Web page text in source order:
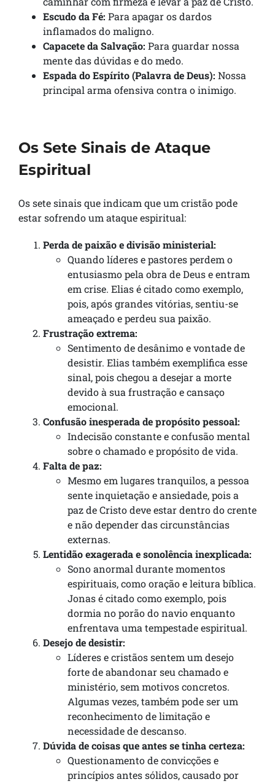
Escudo da Fé: Para apagar os dardos
inflamados do maligno.
Capacete da Salvação: Para guardar nossa
mente das dúvidas e do medo.
Espada do Espírito (Palavra de Deus): Nossa
principal arma ofensiva contra o inimigo.
Os Sete Sinais de Ataque
Espiritual
Os sete sinais que indicam que um cristão pode
estar sofrendo um ataque espiritual:
Perda de paixão e divisão ministerial:
Quando líderes e pastores perdem o
entusiasmo pela obra de Deus e entram
em crise. Elias é citado como exemplo,
pois, após grandes vitórias, sentiu-se
ameaçado e perdeu sua paixão.
Frustração extrema:
Sentimento de desânimo e vontade de
desistir. Elias também exemplifica esse
sinal, pois chegou a desejar a morte
devido à sua frustração e cansaço
emocional.
Confusão inesperada de propósito pessoal:
Indecisão constante e confusão mental
sobre o chamado e propósito de vida.
Falta de paz:
Mesmo em lugares tranquilos, a pessoa
sente inquietação e ansiedade, pois a
paz de Cristo deve estar dentro do crente
e não depender das circunstâncias
externas.
Lentidão exagerada e sonolência inexplicada:
Sono anormal durante momentos
espirituais, como oração e leitura bíblica.
Jonas é citado como exemplo, pois
dormia no porão do navio enquanto
enfrentava uma tempestade espiritual.
Desejo de desistir:
Líderes e cristãos sentem um desejo
forte de abandonar seu chamado e
ministério, sem motivos concretos.
Algumas vezes, também pode ser um
reconhecimento de limitação e
necessidade de descanso.
Dúvida de coisas que antes se tinha certeza:
Questionamento de convicções e
princípios antes sólidos, causado por